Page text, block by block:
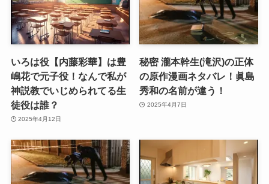
いろは役【内藤彩華】は豊
嶋花で元子役！なんで私が
神説教でいじめられてる生
徒役は誰？
2025年4月12日
秘密 瀧本幹生(滝沢)の正体
の原作漫画ネタバレ！眞島
秀和の名前が違う！
2025年4月7日